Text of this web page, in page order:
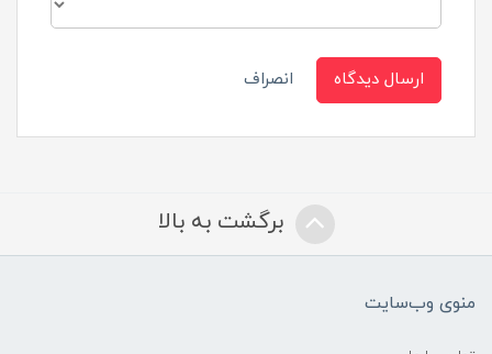
ارسال دیدگاه انصراف
برگشت به بالا
منوی وب‌سایت